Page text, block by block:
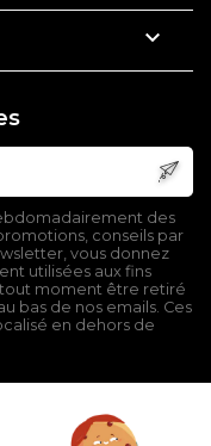

des
conseils par
vous donnez
utilisées aux fins
moment être retiré
bas de nos emails. Ces
en dehors de